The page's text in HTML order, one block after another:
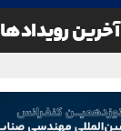
آخرین رویدادها